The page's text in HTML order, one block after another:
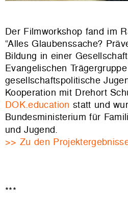
Der Filmworkshop fand im
“Alles Glaubenssache?
Bildung in einer
Evangelischen
gesellschaftspolitische
Kooperation mit Drehort
DOK.education statt und
Bundesministerium für
und Jugend.
>> Zu den
***